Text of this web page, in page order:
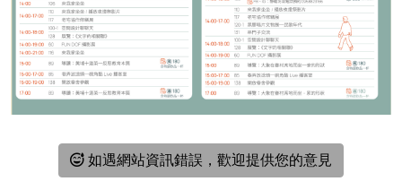
如遇網站資訊錯誤，歡迎提供您的意見